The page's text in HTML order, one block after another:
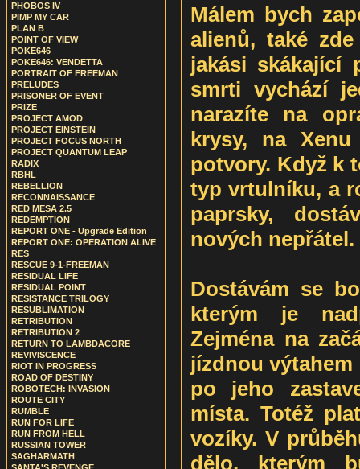
PHOBOS IV
PIMP MY CAR
PLAN B
POINT OF VIEW
POKE646
POKE646: VENDETTA
PORTRAIT OF FREEMAN
PRELUDES
PRISONER OF EVENT
PRIZE
PROJECT AMOD
PROJECT EINSTEIN
PROJECT FOCUS NORTH
PROJECT QUANTUM LEAP
RADIX
RBHL
REBELLION
RECONNAISSANCE
RED MESA 2.5
REDEMPTION
REPORT ONE - Upgrade Edition
REPORT ONE: OPERATION ALIVE
RES
RESCUE 9-1-FREEMAN
RESIDUAL LIFE
RESIDUAL POINT
RESISTANCE TRILOGY
RESUBLIMATION
RETRIBUTION
RETRIBUTION 2
RETURN TO LAMBDACORE
REVIVISCENCE
RIOT IN PROGRESS
ROAD OF DESTINY
ROBOTECH: INVASION
ROUTE CITY
RUMBLE
RUN FOR LIFE
RUN FROM HELL
RUSSIAN TOWER
SAGHARMATH
Málem bych
alienů, také
jakási skákající
smrti vychází
narazíte na
krysy, na
potvory. Když k
typ vrtulníku, a
paprsky,
nových nepřátel.
Dostávám se
kterým je
Zejména na
jízdnou
po jeho
místa. Totéž
vozíky. V
dělo, kterým